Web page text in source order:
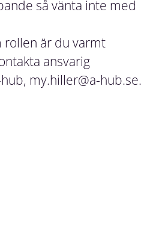
så vänta inte med
rollen är du varmt
ansvarig
my.hiller@a-hub.se.